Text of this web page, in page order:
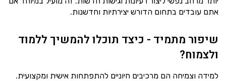
אתם עובדים בתחום הדורש יצירתיות וחדשנות.
שיפור מתמיד - כיצד תוכלו להמשיך ללמוד
ולצמוח?
למידה וצמיחה הם מרכיבים חיוניים להתפתחות אישית ומקצועית.